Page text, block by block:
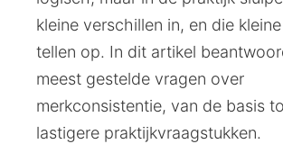
kleine verschillen in, en die
tellen op. In dit artikel
meest gestelde vragen over
merkconsistentie, van de basis
lastigere praktijkvraagstukken.